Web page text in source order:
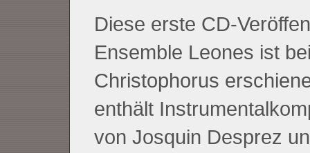
Diese erste CD-
Ensemble Leones ist
Christophorus
enthält
von Josquin Desprez